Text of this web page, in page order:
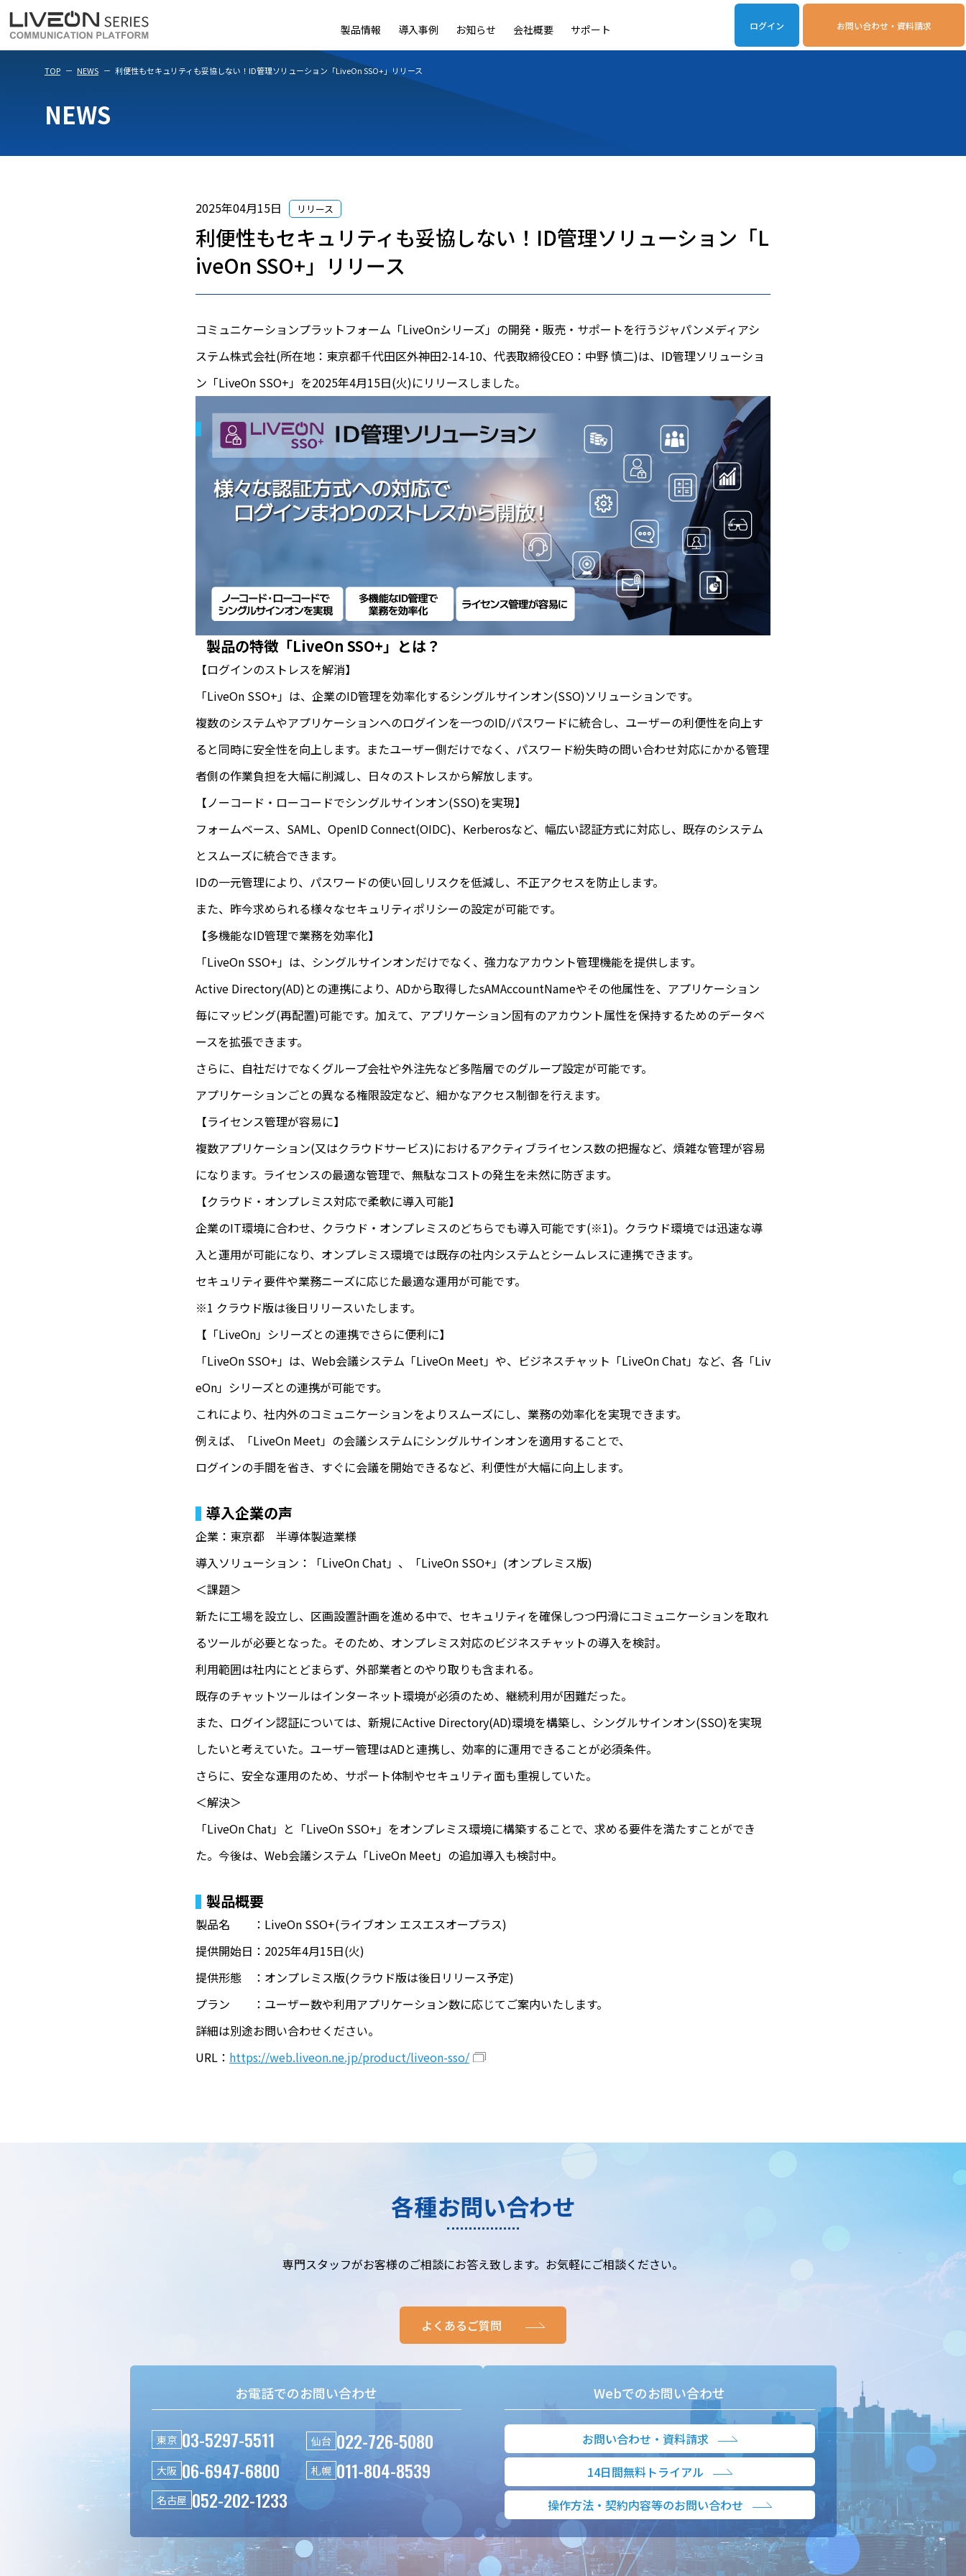
ログイン お問い合わせ・資料請求
製品情報
LiveOn MeetLiveOn WearableLiveOn Nano LiveOn Call
導入事例 お知らせ 会社概要 サポート
TOP NEWS 利便性もセキュリティも妥協しない！ID管理ソリューション「LiveOn SSO+」リリース
NEWS
2025年04月15日 リリース
利便性もセキュリティも妥協しない！ID管理ソリューション「L
iveOn SSO+」リリース
コミュニケーションプラットフォーム「LiveOnシリーズ」の開発・販売・サポートを行うジャパンメディアシ
ステム株式会社(所在地：東京都千代田区外神田2-14-10、代表取締役CEO：中野 慎二)は、ID管理ソリューショ
ン「LiveOn SSO+」を2025年4月15日(火)にリリースしました。
製品の特徴「LiveOn SSO+」とは？
【ログインのストレスを解消】
「LiveOn SSO+」は、企業のID管理を効率化するシングルサインオン(SSO)ソリューションです。
複数のシステムやアプリケーションへのログインを一つのID/パスワードに統合し、ユーザーの利便性を向上す
ると同時に安全性を向上します。またユーザー側だけでなく、パスワード紛失時の問い合わせ対応にかかる管理
者側の作業負担を大幅に削減し、日々のストレスから解放します。
【ノーコード・ローコードでシングルサインオン(SSO)を実現】
フォームベース、SAML、OpenID Connect(OIDC)、Kerberosなど、幅広い認証方式に対応し、既存のシステム
とスムーズに統合できます。
IDの一元管理により、パスワードの使い回しリスクを低減し、不正アクセスを防止します。
また、昨今求められる様々なセキュリティポリシーの設定が可能です。
【多機能なID管理で業務を効率化】
「LiveOn SSO+」は、シングルサインオンだけでなく、強力なアカウント管理機能を提供します。
Active Directory(AD)との連携により、ADから取得したsAMAccountNameやその他属性を、アプリケーション
毎にマッピング(再配置)可能です。加えて、アプリケーション固有のアカウント属性を保持するためのデータベ
ースを拡張できます。
さらに、自社だけでなくグループ会社や外注先など多階層でのグループ設定が可能です。
アプリケーションごとの異なる権限設定など、細かなアクセス制御を行えます。
【ライセンス管理が容易に】
複数アプリケーション(又はクラウドサービス)におけるアクティブライセンス数の把握など、煩雑な管理が容易
になります。ライセンスの最適な管理で、無駄なコストの発生を未然に防ぎます。
【クラウド・オンプレミス対応で柔軟に導入可能】
企業のIT環境に合わせ、クラウド・オンプレミスのどちらでも導入可能です(※1)。クラウド環境では迅速な導
入と運用が可能になり、オンプレミス環境では既存の社内システムとシームレスに連携できます。
セキュリティ要件や業務ニーズに応じた最適な運用が可能です。
※1 クラウド版は後日リリースいたします。
【「LiveOn」シリーズとの連携でさらに便利に】
「LiveOn SSO+」は、Web会議システム「LiveOn Meet」や、ビジネスチャット「LiveOn Chat」など、各「Liv
eOn」シリーズとの連携が可能です。
これにより、社内外のコミュニケーションをよりスムーズにし、業務の効率化を実現できます。
例えば、「LiveOn Meet」の会議システムにシングルサインオンを適用することで、
ログインの手間を省き、すぐに会議を開始できるなど、利便性が大幅に向上します。
導入企業の声
企業：東京都 半導体製造業様
導入ソリューション：「LiveOn Chat」、「LiveOn SSO+」(オンプレミス版)
＜課題＞
新たに工場を設立し、区画設置計画を進める中で、セキュリティを確保しつつ円滑にコミュニケーションを取れ
るツールが必要となった。そのため、オンプレミス対応のビジネスチャットの導入を検討。
利用範囲は社内にとどまらず、外部業者とのやり取りも含まれる。
既存のチャットツールはインターネット環境が必須のため、継続利用が困難だった。
また、ログイン認証については、新規にActive Directory(AD)環境を構築し、シングルサインオン(SSO)を実現
したいと考えていた。ユーザー管理はADと連携し、効率的に運用できることが必須条件。
さらに、安全な運用のため、サポート体制やセキュリティ面も重視していた。
＜解決＞
「LiveOn Chat」と「LiveOn SSO+」をオンプレミス環境に構築することで、求める要件を満たすことができ
た。今後は、Web会議システム「LiveOn Meet」の追加導入も検討中。
製品概要
製品名 ：LiveOn SSO+(ライブオン エスエスオープラス)
提供開始日：2025年4月15日(火)
提供形態 ：オンプレミス版(クラウド版は後日リリース予定)
プラン ：ユーザー数や利用アプリケーション数に応じてご案内いたします。
詳細は別途お問い合わせください。
URL： https://web.liveon.ne.jp/product/liveon-sso/
各種お問い合わせ
専門スタッフがお客様のご相談にお答え致します。お気軽にご相談ください。
よくあるご質問
お電話でのお問い合わせ
東京 03-5297-5511 仙台 022-726-5080
大阪 06-6947-6800 札幌 011-804-8539
名古屋 052-202-1233
Webでのお問い合わせ
お問い合わせ・資料請求
14日間無料トライアル
操作方法・契約内容等のお問い合わせ